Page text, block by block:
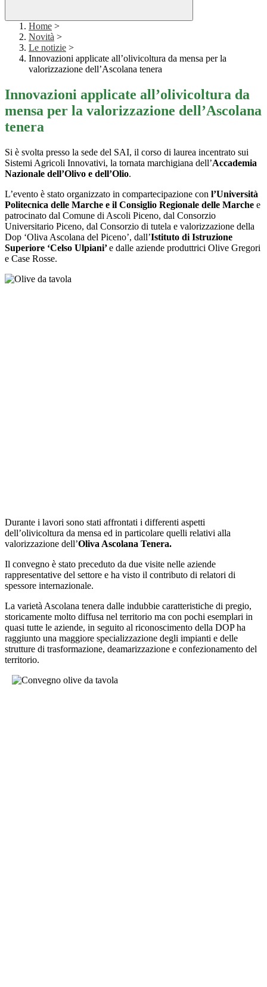
Home >
Novità >
Le notizie >
Innovazioni applicate all’olivicoltura da mensa per la
valorizzazione dell’Ascolana tenera
Innovazioni applicate all’olivicoltura da
mensa per la valorizzazione dell’Ascolana
tenera
Si è svolta presso la sede del SAI, il corso di laurea incentrato sui
Sistemi Agricoli Innovativi, la tornata marchigiana dell’Accademia
Nazionale dell’Olivo e dell’Olio.
L’evento è stato organizzato in compartecipazione con l’Università
Politecnica delle Marche e il Consiglio Regionale delle Marche e
patrocinato dal Comune di Ascoli Piceno, dal Consorzio
Universitario Piceno, dal Consorzio di tutela e valorizzazione della
Dop ‘Oliva Ascolana del Piceno’, dall’Istituto di Istruzione
Superiore ‘Celso Ulpiani’e dalle aziende produttrici Olive Gregori
e Case Rosse.
Durante i lavori sono stati affrontati i differenti aspetti
dell’olivicoltura da mensa ed in particolare quelli relativi alla
valorizzazione dell’Oliva Ascolana Tenera.
Il convegno è stato preceduto da due visite nelle aziende
rappresentative del settore e ha visto il contributo di relatori di
spessore internazionale.
La varietà Ascolana tenera dalle indubbie caratteristiche di pregio,
storicamente molto diffusa nel territorio ma con pochi esemplari in
quasi tutte le aziende, in seguito al riconoscimento della DOP ha
raggiunto una maggiore specializzazione degli impianti e delle
strutture di trasformazione, deamarizzazione e confezionamento del
territorio.